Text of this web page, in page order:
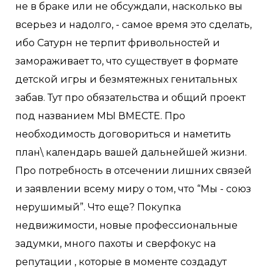
не в браке или не обсуждали, насколько вы
всерьез и надолго, - самое время это сделать,
ибо Сатурн не терпит фривольностей и
замораживает то, что существует в формате
детской игры и безмятежных генитальных
забав. Тут про обязательства и общий проект
под названием МЫ ВМЕСТЕ. Про
необходимость договориться и наметить
план\ календарь вашей дальнейшей жизни.
Про потребность в отсечении лишних связей
и заявлении всему миру о том, что “Мы - союз
нерушимый”. Что еще? Покупка
недвижимости, новые профессиональные
задумки, много пахоты и сверфокус на
репутации , которые в моменте создадут